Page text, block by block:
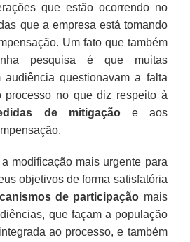
que estão ocorrendo no
que a empresa está tomando
Um fato que também
pesquisa é que muitas
audiência questionavam a falta
processo no que diz respeito à
de mitigaçãoe aos
modificação mais urgente para
objetivos de forma satisfatória
de participação mais
que façam a população
ao processo, e também